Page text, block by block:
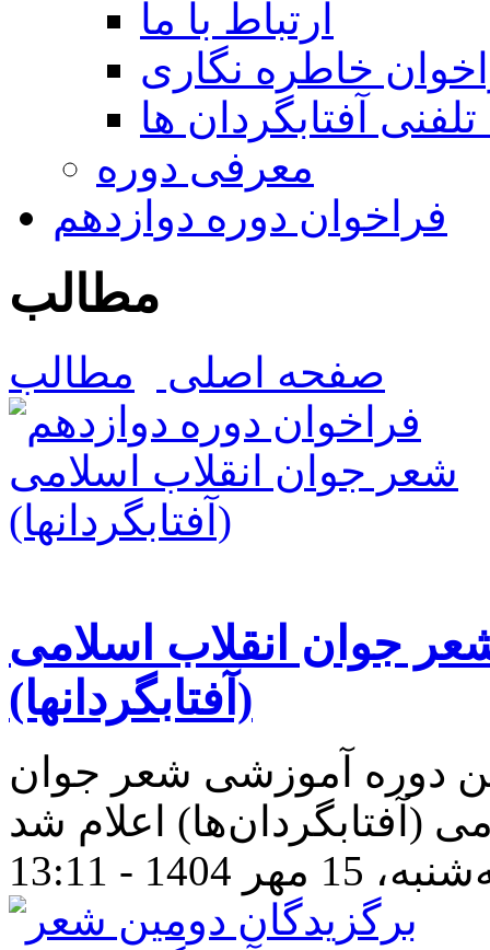
ارتباط با ما
خاطره نگاری
تلفنی آفتابگردان ها
معرفی دوره
فراخوان دوره دوازدهم
مطالب
صفحه اصلی مطالب
جوان انقلاب اسلامی
(آفتابگردانها)
دوره آموزشی شعر جوان
مهر 1404 - 13:11